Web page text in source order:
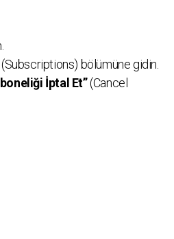
bölümüne gidin.
İptal Et”(Cancel